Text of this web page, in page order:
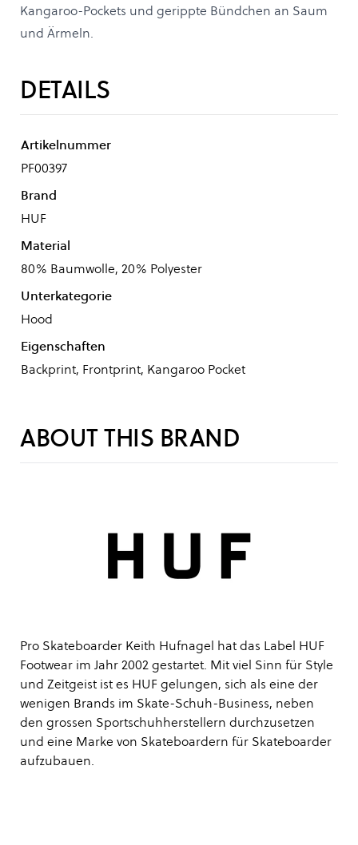
Kangaroo-Pockets und gerippte Bündchen an Saum
und Ärmeln.
DETAILS
Artikelnummer
PF00397
Brand
HUF
Material
80% Baumwolle, 20% Polyester
Unterkategorie
Hood
Eigenschaften
Backprint, Frontprint, Kangaroo Pocket
ABOUT THIS BRAND
Pro Skateboarder Keith Hufnagel hat das Label HUF
Footwear im Jahr 2002 gestartet. Mit viel Sinn für Style
und Zeitgeist ist es HUF gelungen, sich als eine der
wenigen Brands im Skate-Schuh-Business, neben
den grossen Sportschuhherstellern durchzusetzen
und eine Marke von Skateboardern für Skateboarder
aufzubauen.